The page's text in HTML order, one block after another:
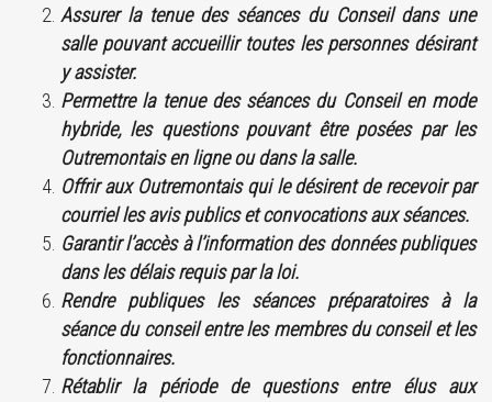
Assurer la tenue des séances du Conseil dans une
salle pouvant accueillir toutes les personnes désirant
y assister.
Permettre la tenue des séances du Conseil en mode
hybride, les questions pouvant être posées par les
Outremontais en ligne ou dans la salle.
Offrir aux Outremontais qui le désirent de recevoir par
courriel les avis publics et convocations aux séances.
Garantir l’accès à l’information des données publiques
dans les délais requis par la loi.
Rendre publiques les séances préparatoires à la
séance du conseil entre les membres du conseil et les
fonctionnaires.
Rétablir la période de questions entre élus aux